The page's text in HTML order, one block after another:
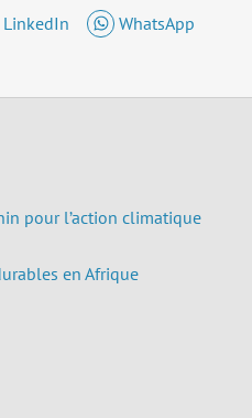
LinkedIn
WhatsApp
pour l’action climatique
en Afrique